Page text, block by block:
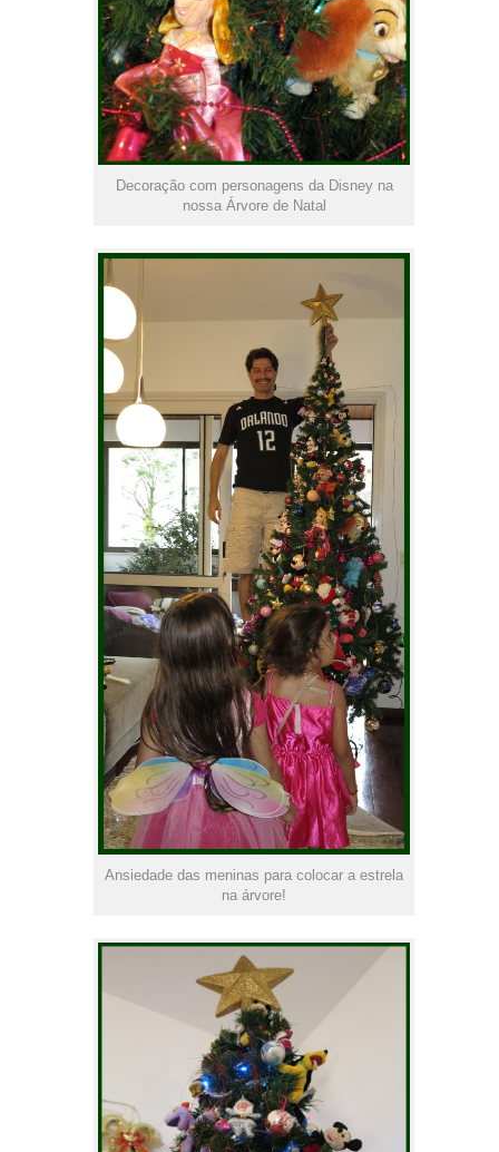
Decoração com personagens da Disney na
nossa Árvore de Natal
Ansiedade das meninas para colocar a estrela
na árvore!